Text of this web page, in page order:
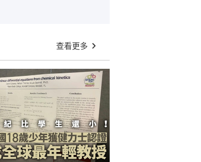
查看更多